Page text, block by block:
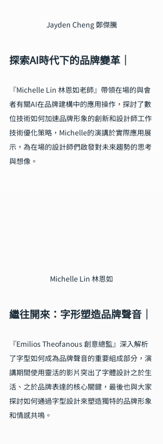
Jayden Cheng 鄭傑騰
探索AI時代下的品牌變革｜
『Michelle Lin 林恩如老師』帶領在場的與會
者有關AI在品牌建構中的應用操作，探討了數
位技術如何加速品牌形象的創新和設計師工作
技術優化策略，Michelle的演講於實際應用展
示，為在場的設計師們啟發對未來趨勢的思考
與想像。
Michelle Lin 林恩如
繼往開來：字形塑造品牌聲音｜
『Emilios Theofanous 創意總監』深入解析
了字型如何成為品牌聲音的重要組成部分，演
講期間使用靈活的影片突出了字體設計之於生
活、之於品牌表達的核心關鍵，最後也與大家
探討如何通過字型設計來塑造獨特的品牌形象
和情感共鳴。